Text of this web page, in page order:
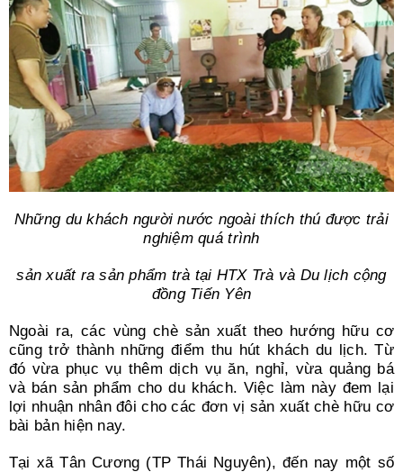
Những du khách người nước ngoài thích thú được trải
nghiệm quá trình
sản xuất ra sản phẩm trà tại HTX Trà và Du lịch cộng
đồng Tiến Yên
Ngoài ra, các vùng chè sản xuất theo hướng hữu cơ
cũng trở thành những điểm thu hút khách du lịch. Từ
đó vừa phục vụ thêm dịch vụ ăn, nghỉ, vừa quảng bá
và bán sản phẩm cho du khách. Việc làm này đem lại
lợi nhuận nhân đôi cho các đơn vị sản xuất chè hữu cơ
bài bản hiện nay.
Tại xã Tân Cương (TP Thái Nguyên), đến nay một số